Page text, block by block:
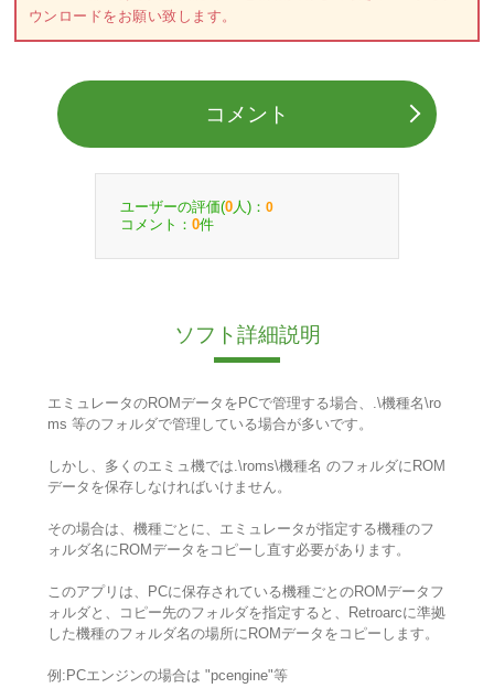
ウンロードをお願い致します。
コメント
ユーザーの評価(0 人)： 0
コメント： 0件
ソフト詳細説明
エミュレータのROMデータをPCで管理する場合、.\機種名\ro
ms 等のフォルダで管理している場合が多いです。
しかし、多くのエミュ機では.\roms\機種名 のフォルダにROM
データを保存しなければいけません。
その場合は、機種ごとに、エミュレータが指定する機種のフ
ォルダ名にROMデータをコピーし直す必要があります。
このアプリは、PCに保存されている機種ごとのROMデータフ
ォルダと、コピー先のフォルダを指定すると、Retroarcに準拠
した機種のフォルダ名の場所にROMデータをコピーします。
例:PCエンジンの場合は "pcengine"等